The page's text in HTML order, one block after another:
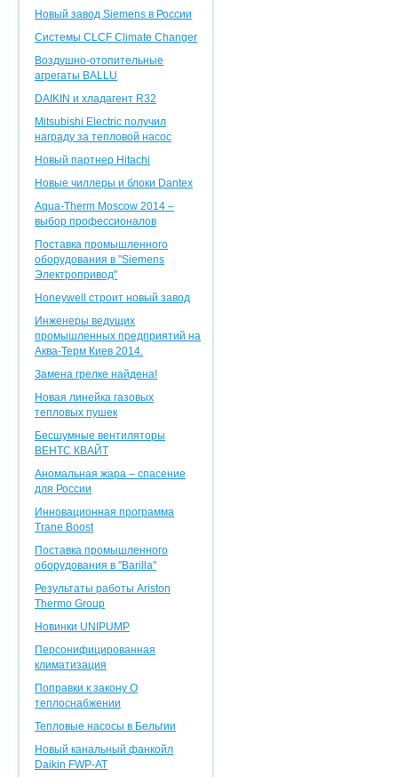
Новый завод Siemens в России
Системы CLCF Climate Changer
Воздушно-отопительные
агрегаты BALLU
DAIKIN и хладагент R32
Mitsubishi Electric получил
награду за тепловой насос
Новый партнер Hitachi
Новые чиллеры и блоки Dantex
Aqua-Therm Moscow 2014 –
выбор профессионалов
Поставка промышленного
оборудования в "Siemens
Электропривод"
Honeywell строит новый завод
Инженеры ведущих
промышленных предприятий на
Аква-Терм Киев 2014.
Замена грелке найдена!
Новая линейка газовых
тепловых пушек
Бесшумные вентиляторы
ВЕНТС КВАЙТ
Аномальная жара – спасение
для России
Инновационная программа
Trane Boost
Поставка промышленного
оборудования в "Barilla"
Результаты работы Ariston
Thermo Group
Новинки UNIPUMP
Персонифицированная
климатизация
Поправки к закону О
теплоснабжении
Тепловые насосы в Бельгии
Новый канальный фанкойл
Daikin FWP-AT